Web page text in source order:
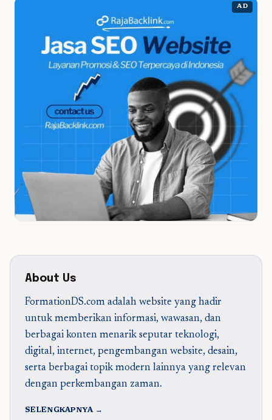
AD
About Us
FormationDS.com adalah website yang hadir
untuk memberikan informasi, wawasan, dan
berbagai konten menarik seputar teknologi,
digital, internet, pengembangan website, desain,
serta berbagai topik modern lainnya yang relevan
dengan perkembangan zaman.
SELENGKAPNYA →